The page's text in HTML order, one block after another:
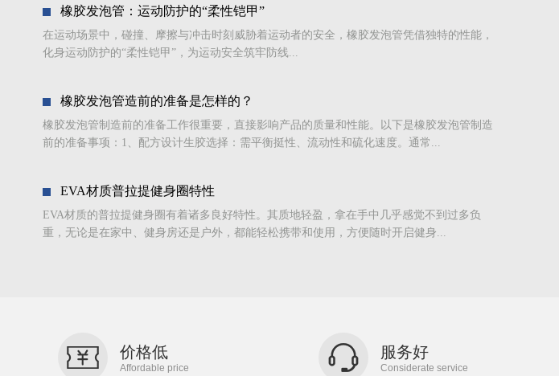
橡胶发泡管：运动防护的“柔性铠甲”
在运动场景中，碰撞、摩擦与冲击时刻威胁着运动者的安全，橡胶发泡管凭借独特的性能，
化身运动防护的“柔性铠甲”，为运动安全筑牢防线...
橡胶发泡管造前的准备是怎样的？
橡胶发泡管制造前的准备工作很重要，直接影响产品的质量和性能。以下是橡胶发泡管制造
前的准备事项：1、配方设计生胶选择：需平衡挺性、流动性和硫化速度。通常...
EVA材质普拉提健身圈特性
EVA材质的普拉提健身圈有着诸多良好特性。其质地轻盈，拿在手中几乎感觉不到过多负
重，无论是在家中、健身房还是户外，都能轻松携带和使用，方便随时开启健身...
价格低
Affordable price
服务好
Considerate service